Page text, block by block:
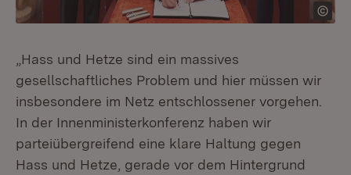
„Hass und Hetze sind ein massives
gesellschaftliches Problem und hier müssen wir
insbesondere im Netz entschlossener vorgehen.
In der Innenministerkonferenz haben wir
parteiübergreifend eine klare Haltung gegen
Hass und Hetze, gerade vor dem Hintergrund